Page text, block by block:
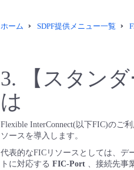
ホーム SDPF提供メニュー一覧
3.
【スタン
は
Flexible InterConnect(以下FIC)のご
ソースを導入します。
代表的なFICリソースとしては、デ
トに対応する FIC-Port 、接続先事